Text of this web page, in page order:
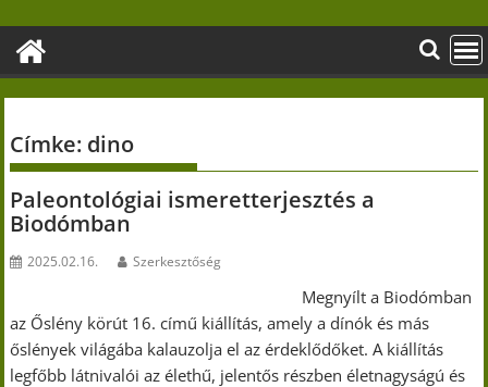
content
Címke: dino
Paleontológiai ismeretterjesztés a
Biodómban
2025.02.16. Szerkesztőség
Megnyílt a Biodómban
az Őslény körút 16. című kiállítás, amely a dínók és más
őslények világába kalauzolja el az érdeklődőket. A kiállítás
legfőbb látnivalói az élethű, jelentős részben életnagyságú és